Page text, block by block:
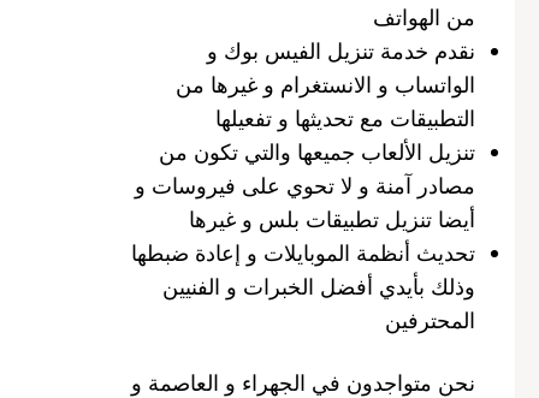
من الهواتف
نقدم خدمة تنزيل الفيس بوك و
الواتساب و الانستغرام و غيرها من
التطبيقات مع تحديثها و تفعيلها
تنزيل الألعاب جميعها والتي تكون من
مصادر آمنة و لا تحوي على فيروسات و
أيضا تنزيل تطبيقات بلس و غيرها
تحديث أنظمة الموبايلات و إعادة ضبطها
وذلك بأيدي أفضل الخبرات و الفنيين
المحترفين
نحن متواجدون في الجهراء و العاصمة و